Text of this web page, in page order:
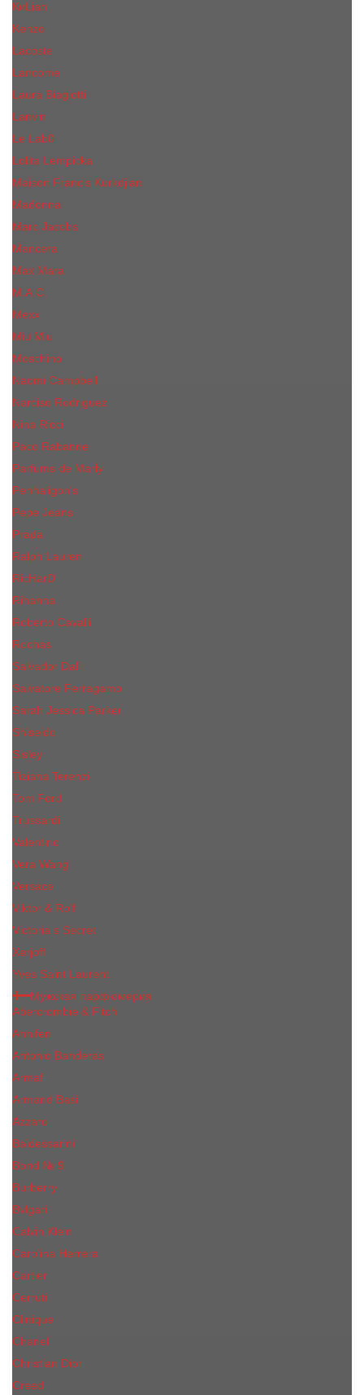
КиLian
Kenzo
Lacoste
Lancome
Laura Biagiotti
Lanvin
Lе Lab0
Lolita Lempicka
Maison Francis Kurkdjian
Madonna
Marc Jacobs
Mancera
Max Mara
M.А.C.
Mexx
Miu Miu
Mоsсhino
Naomi Campbell
Narciso Rodriguez
Nina Ricci
Paco Rabanne
Parfums de Marly
Penhaligon's
Pepe Jeans
Prada
Ralph Lauren
RicHarD
Rihanna
Roberto Cavalli
Rochas
Salvador Dali
Salvatore Ferragamo
Sarah Jessica Parker
Shiseido
Sisley
Tiziana Terenzi
Tom Ford
Trussardi
Valentino
Vera Wang
Versace
Viktor & Rolf
Victoria s Secret
Xerjoff
Yves Saint Laurent
Мужская парфюмерия
Abercrombie & Fitch
Annifen
Antonio Banderas
Armaf
Armand Basi
Azzaro
Baldessarini
Bond № 9
Burberry
Bvlgari
Calvin Klein
Carolina Herrera
Cartier
Cerruti
Сliniquе
Chanel
Christian Dior
Creed